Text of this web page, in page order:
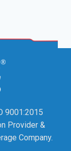
9001:2015
Provider &
Company.